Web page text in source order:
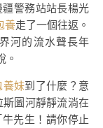
警務站站長楊光
養走了一個往返。
河的流水聲長年
。
養妹到了什麼？意
圖河靜靜流淌在
先生！請你停止